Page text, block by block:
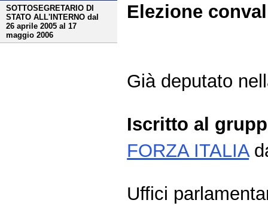
SOTTOSEGRETARIO DI
STATO ALL'INTERNO dal
26 aprile 2005 al 17
maggio 2006
Elezione
Già deputato
Iscritto al
FORZA ITALIA
Uffici